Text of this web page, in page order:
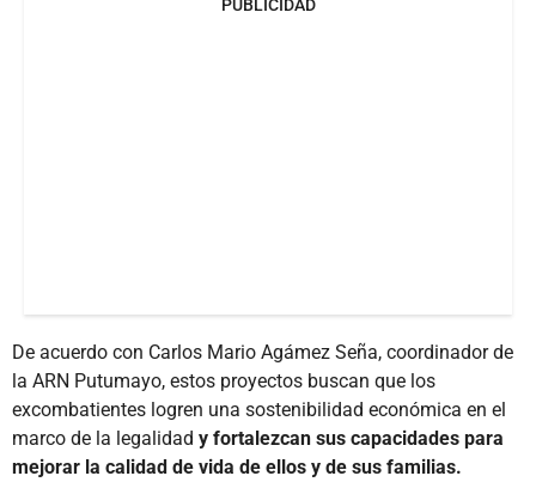
PUBLICIDAD
De acuerdo con Carlos Mario Agámez Seña, coordinador de
la ARN Putumayo, estos proyectos buscan que los
excombatientes logren una sostenibilidad económica en el
marco de la legalidad y fortalezcan sus capacidades para
mejorar la calidad de vida de ellos y de sus familias.